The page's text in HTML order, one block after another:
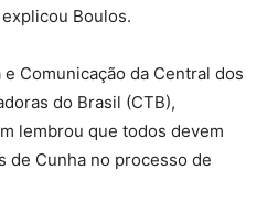
Boulos.
Comunicação da Central dos
do Brasil (CTB),
lembrou que todos devem
de Cunha no processo de